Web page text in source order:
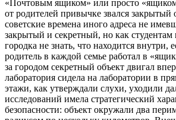
«Почтовым ящиком» или просто
от родителей привычке звался закрытый
советские времена иного адреса не
закрытый и секретный, но как студентам
городка не знать, что находится внутри,
родитель в каждой семье работал в
за городом секретный объект двигал
лаборатория сидела на лаборатории в
этажи, как утверждали слухи, уходили
исследований имела стратегический
безопасности: объект окружали два